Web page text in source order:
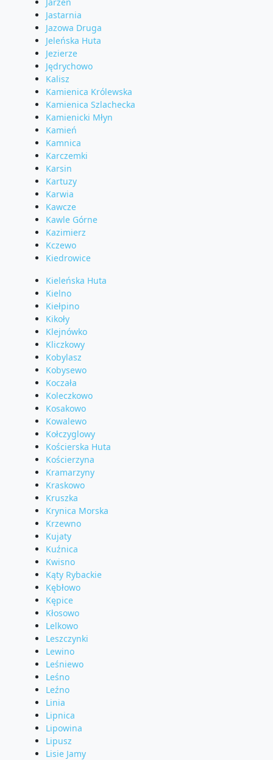
Jastarnia
Jazowa Druga
Jeleńska Huta
Jezierze
Jędrychowo
Kalisz
Kamienica Królewska
Kamienica Szlachecka
Kamienicki Młyn
Kamień
Kamnica
Karczemki
Karsin
Kartuzy
Karwia
Kawcze
Kawle Górne
Kazimierz
Kczewo
Kiedrowice
Kieleńska Huta
Kielno
Kiełpino
Kikoły
Klejnówko
Kliczkowy
Kobylasz
Kobysewo
Koczała
Koleczkowo
Kosakowo
Kowalewo
Kołczyglowy
Kościerska Huta
Kościerzyna
Kramarzyny
Kraskowo
Kruszka
Krynica Morska
Krzewno
Kujaty
Kuźnica
Kwisno
Kąty Rybackie
Kębłowo
Kępice
Kłosowo
Lelkowo
Leszczynki
Lewino
Leśniewo
Leśno
Leźno
Linia
Lipnica
Lipowina
Lipusz
Lisie Jamy